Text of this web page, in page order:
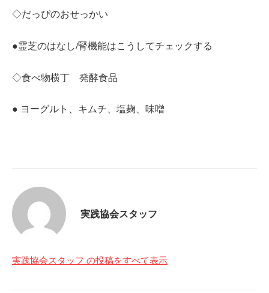
◇だっぴのおせっかい
●霊芝のはなし/腎機能はこうしてチェックする
◇食べ物横丁 発酵食品
● ヨーグルト、キムチ、塩麹、味噌
実践協会スタッフ
実践協会スタッフ の投稿をすべて表示